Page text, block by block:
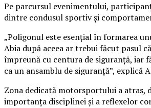
Pe parcursul evenimentului,
dintre condusul sportiv și
„Poligonul este esențial în formarea
Abia după aceea ar trebui făcut pasul
împreună cu centura de siguranță, iar
ca un ansamblu de siguranță”, explică
Zona dedicată motorsportului a atras,
importanța disciplinei și a reflexelor